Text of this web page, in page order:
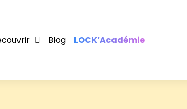
Blog LOCK’Académie